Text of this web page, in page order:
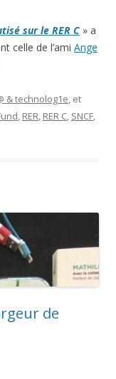
sur le RER C » a
celle de l’ami Ange
dessin”
& technolog1e, et
, RER, RER C, SNCF,
de